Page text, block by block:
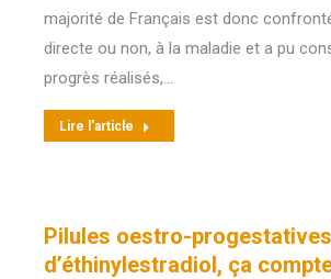
majorité de Français est donc
directe ou non, à la maladie et a pu
progrès réalisés,…
Lire l'article
Pilules oestro-
d’éthinylestradiol, ça